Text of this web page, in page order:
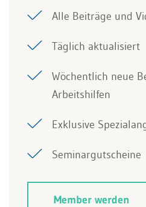
Alle Beiträge und
Täglich aktualisiert
Wöchentlich neue
Arbeitshilfen
Exklusive
Seminargutscheine
Member werden